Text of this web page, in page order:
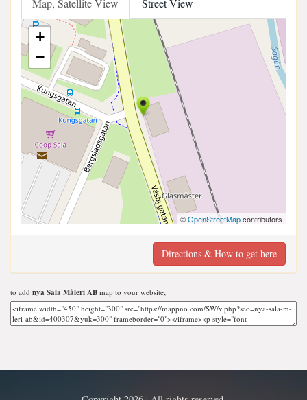
Map, Satellite View Street View
+
−
©OpenStreetMapcontributors
Directions & How to get here
to add nya Sala Måleri AB map to your website;